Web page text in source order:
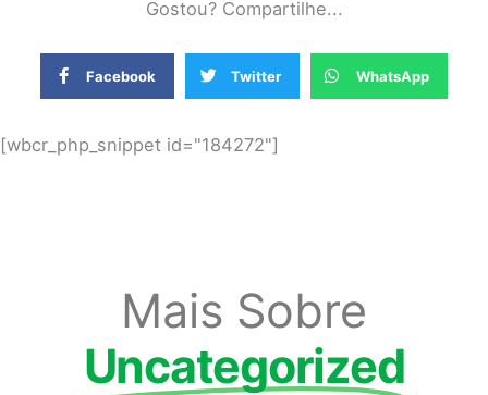
Gostou? Compartilhe...
Facebook Twitter WhatsApp
[wbcr_php_snippet id="184272"]
Mais Sobre
Uncategorized